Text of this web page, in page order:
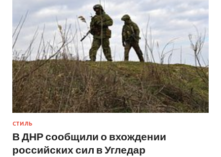
СТИЛЬ
В ДНР сообщили о вхождении
российских сил в Угледар